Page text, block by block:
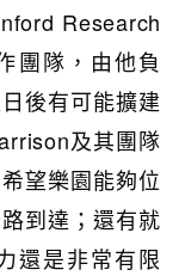
Research
團隊，由他負
後有可能擴建
及其團隊
望樂園能夠位
到達；還有就
還是非常有限